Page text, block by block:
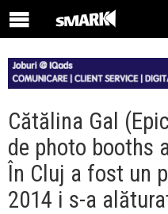
Cătălina Gal
de photo booths
În Cluj a fost un
2014 i s-a